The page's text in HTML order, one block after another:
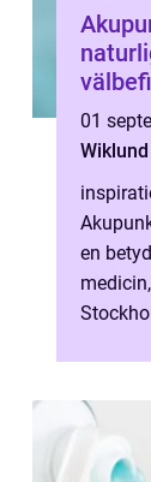
01
Wiklund
en